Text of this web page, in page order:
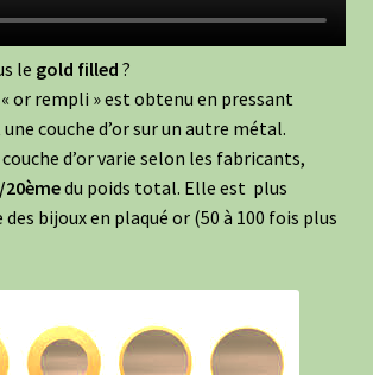
le gold filled ?
or rempli » est obtenu en pressant
couche d’or sur un autre métal.
couche d’or varie selon les fabricants,
20èmedu poids total. Elle est plus
des bijoux en plaqué or (50 à 100 fois plus